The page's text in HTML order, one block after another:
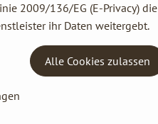
2009/136/EG (E-Privacy) die
ihr Daten weitergebt.
Alle Cookies zulassen